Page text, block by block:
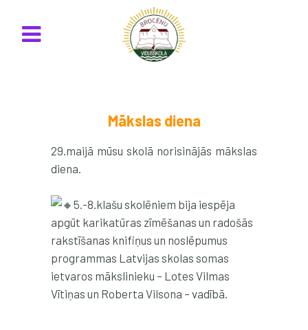
Mākslas diena
29.maijā mūsu skolā norisinājās mākslas
diena.
5.-8.klašu skolēniem bija iespēja
apgūt karikatūras zīmēšanas un radošās
rakstīšanas knifiņus un noslēpumus
programmas Latvijas skolas somas
ietvaros mākslinieku – Lotes Vilmas
Vītiņas un Roberta Vilsona – vadībā.